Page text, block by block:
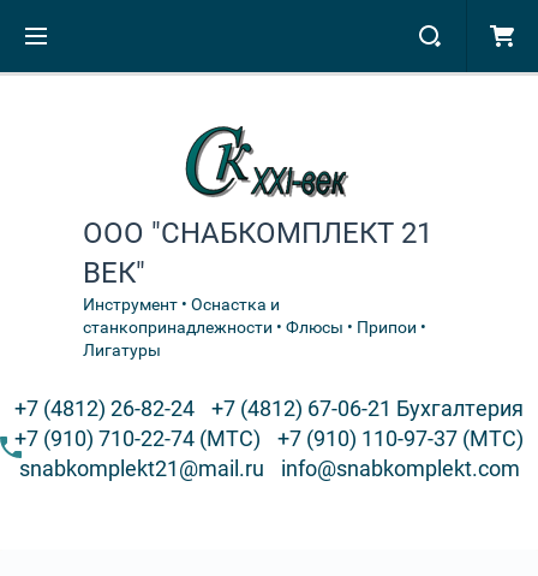
ООО "СНАБКОМПЛЕКТ 21
ВЕК"
Инструмент • Оснастка и
станкопринадлежности • Флюсы • Припои •
Лигатуры
+7 (4812) 26-82-24
+7 (4812) 67-06-21 Бухгалтерия
+7 (910) 710-22-74 (МТС)
+7 (910) 110-97-37 (МТС)
snabkomplekt21@mail.ru
info@snabkomplekt.com